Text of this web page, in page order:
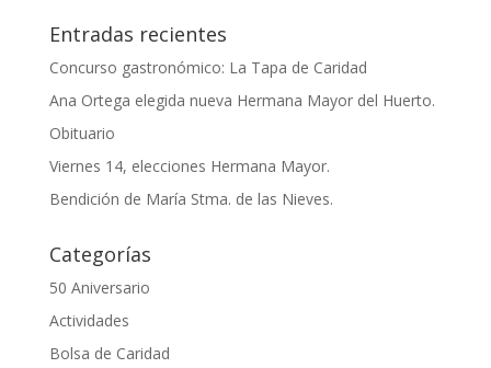
Entradas recientes
Concurso gastronómico: La Tapa de Caridad
Ana Ortega elegida nueva Hermana Mayor del Huerto.
Obituario
Viernes 14, elecciones Hermana Mayor.
Bendición de María Stma. de las Nieves.
Categorías
50 Aniversario
Actividades
Bolsa de Caridad